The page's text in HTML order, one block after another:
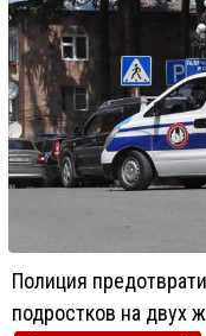
Полиция
подростков на двух